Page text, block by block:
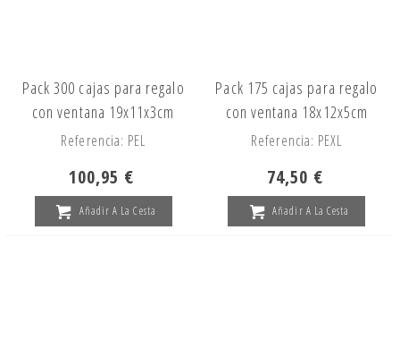
Pack 300 cajas para regalo
con ventana 19x11x3cm
Referencia: PEL
100,95 €
Añadir A La Cesta
Pack 175 cajas para regalo
con ventana 18x12x5cm
Referencia: PEXL
74,50 €
Añadir A La Cesta